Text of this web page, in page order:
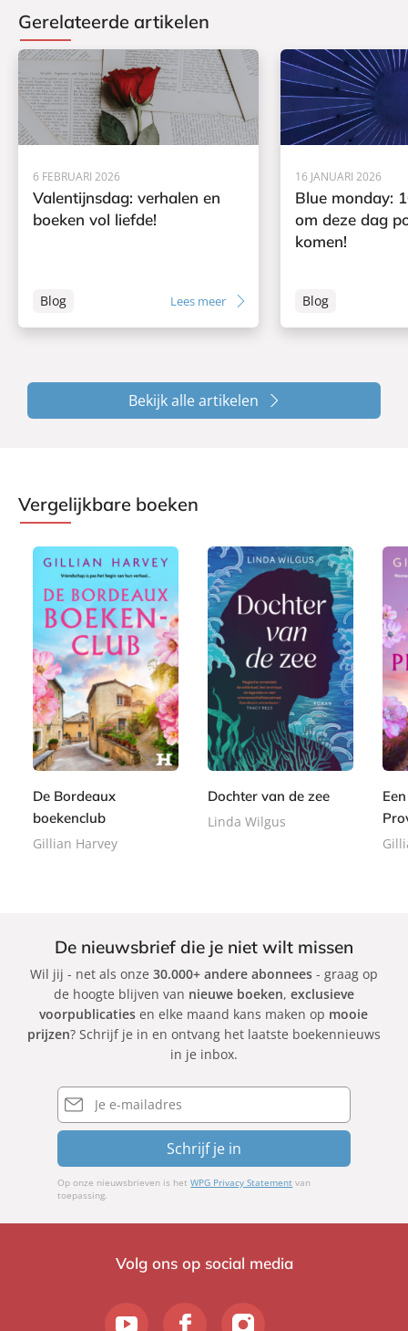
Gerelateerde artikelen
6 FEBRUARI 2026
Valentijnsdag: verhalen en
boeken vol liefde!
Blog Lees meer
16 JANUARI 2026
Blue monday:
om deze dag
komen!
Blog
Bekijk alle artikelen
Vergelijkbare boeken
De Bordeaux
boekenclub
Gillian Harvey
Dochter van de zee
Linda Wilgus
De nieuwsbrief die je niet wilt missen
Wil jij - net als onze 30.000+ andere abonnees- graag op
de hoogte blijven van nieuwe boeken, exclusieve
voorpublicaties en elke maand kans maken op mooie
prijzen? Schrijf je in en ontvang het laatste boekennieuws
in je inbox.
E-
mailadres
Schrijf je in
Op onze nieuwsbrieven is hetWPG Privacy Statement van
toepassing.
Volg ons op social media